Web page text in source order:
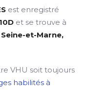
est enregistré
et se trouve à
et-Marne,
VHU soit toujours
habilités à